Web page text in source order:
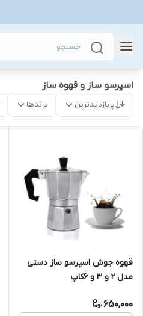
اسپرسو ساز و قهوه ساز
پربازدیدترین برندها
قهوه جوش اسپرسو ساز دستی
مدل 2 و 3 و 6کاپ
650,000